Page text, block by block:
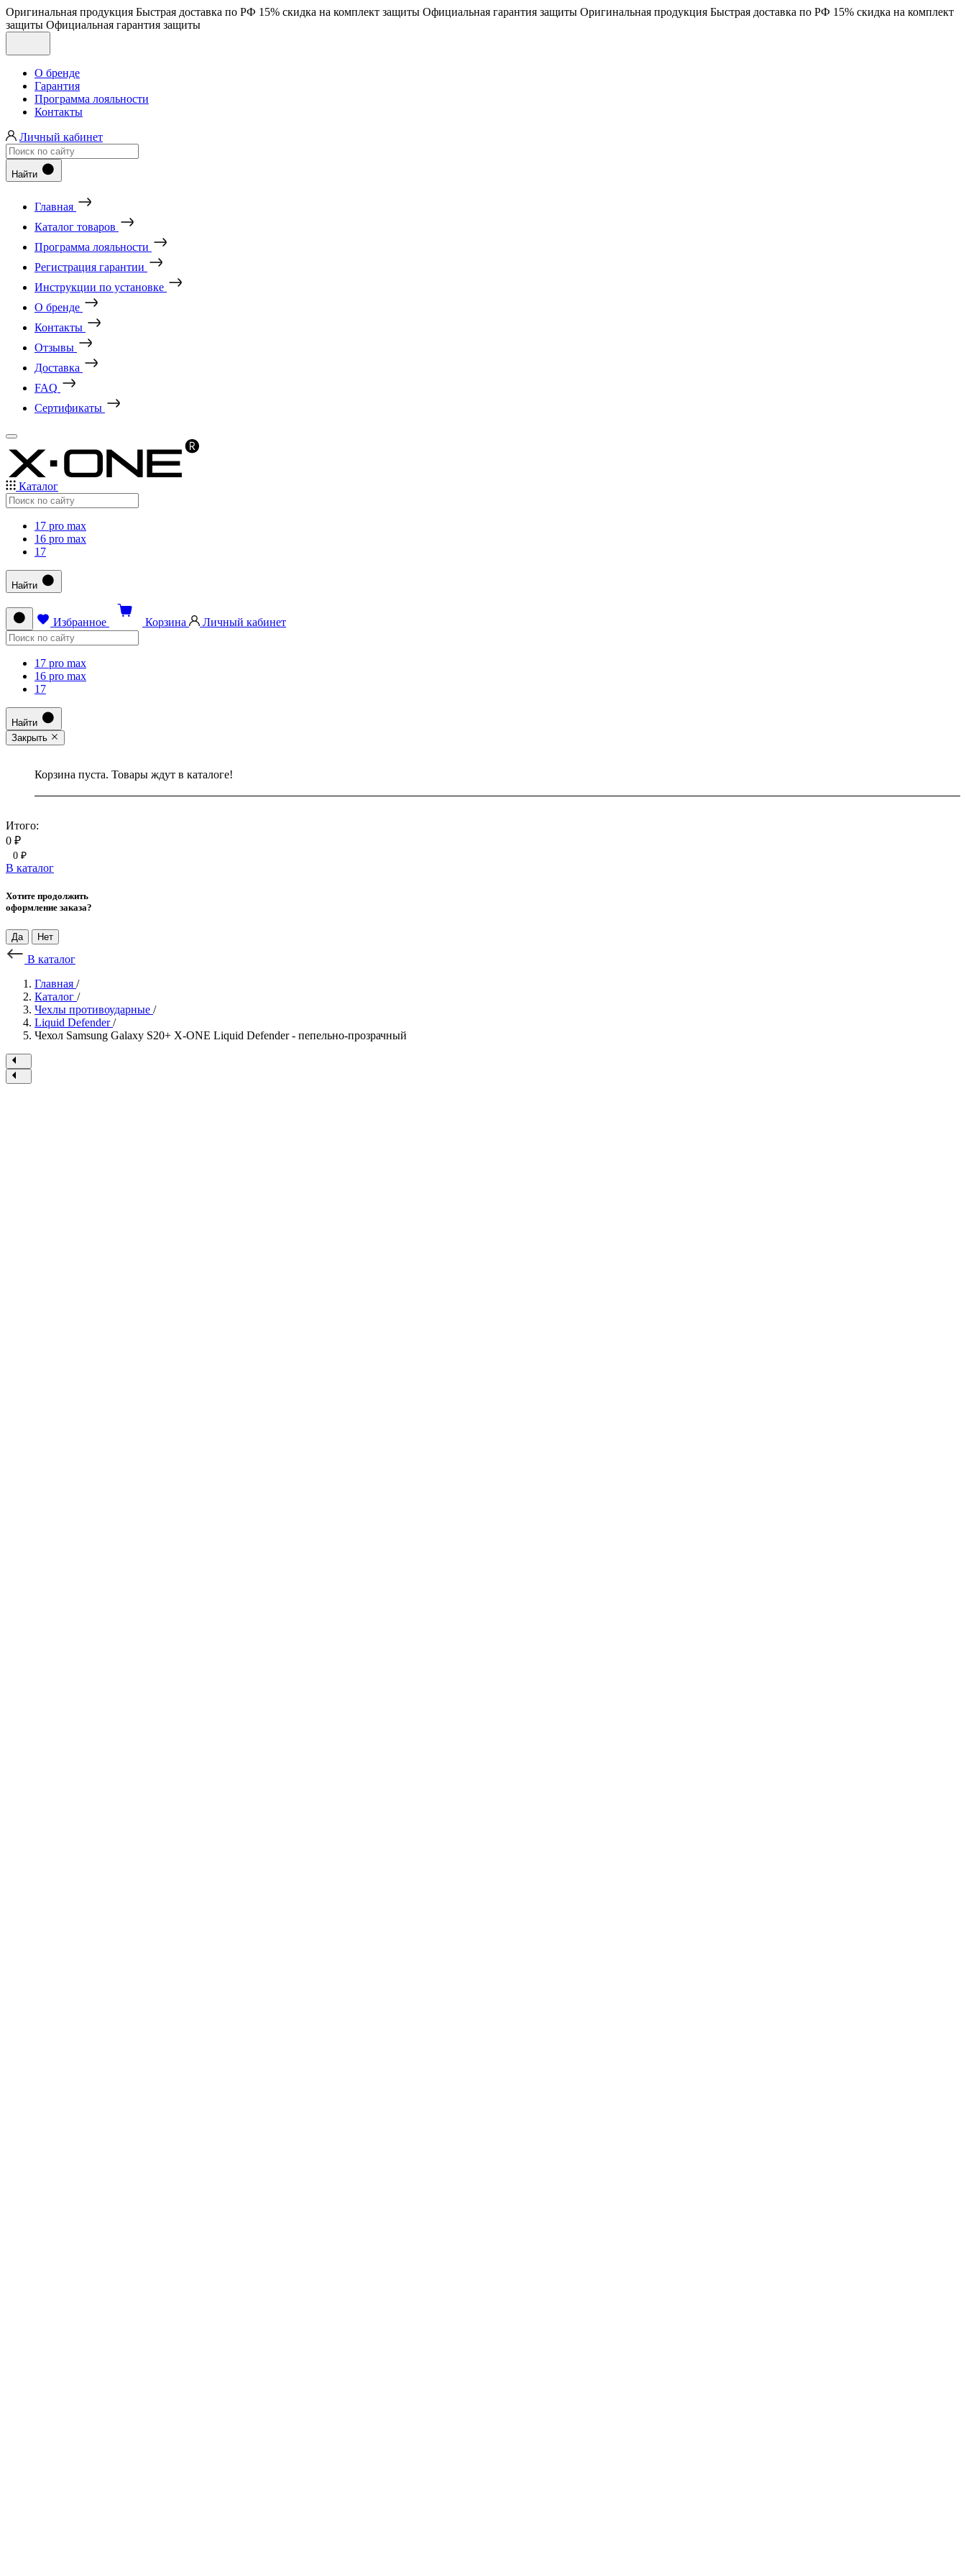
Оригинальная продукция Быстрая доставка по РФ 15% скидка на комплект защиты Официальная гарантия защиты Оригинальная продукция Быстрая доставка по РФ 15% скидка на комплект
защиты Официальная гарантия защиты
О бренде
Гарантия
Программа лояльности
Контакты
Личный кабинет
Найти
Главная
Каталог товаров
Программа лояльности
Регистрация гарантии
Инструкции по установке
О бренде
Контакты
Отзывы
Доставка
FAQ
Сертификаты
Каталог
17 pro max
16 pro max
17
Найти
Избранное Корзина Личный кабинет
17 pro max
16 pro max
17
Найти
Закрыть
Корзина пуста. Товары ждут в каталоге!
Итого:
0 ₽
0 ₽
В каталог
Хотите продолжить
оформление заказа?
Да Нет
В каталог
Главная /
Каталог /
Чехлы противоударные /
Liquid Defender/
Чехол Samsung Galaxy S20+ X-ONE Liquid Defender - пепельно-прозрачный